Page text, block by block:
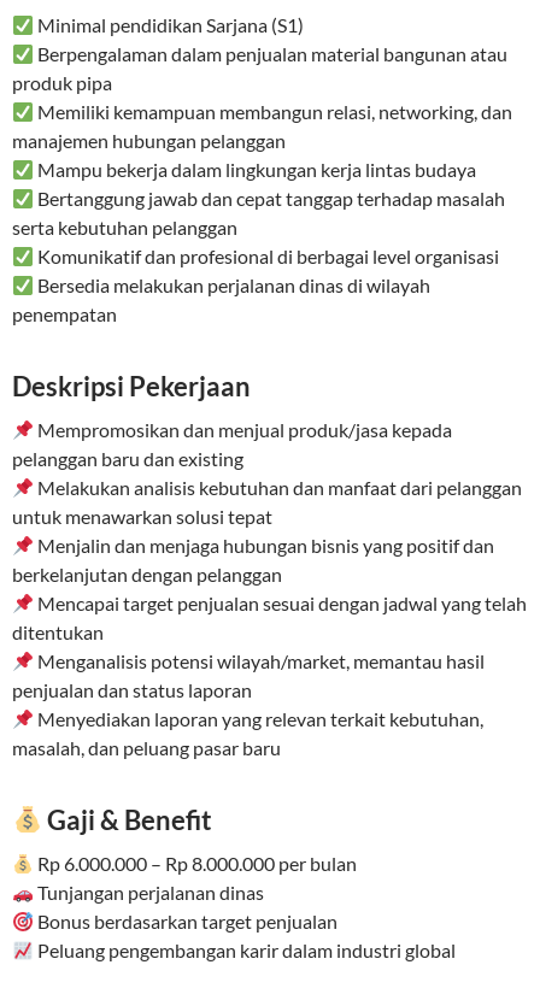
Minimal pendidikan Sarjana (S1)
Berpengalaman dalam penjualan material bangunan atau
produk pipa
Memiliki kemampuan membangun relasi, networking, dan
manajemen hubungan pelanggan
Mampu bekerja dalam lingkungan kerja lintas budaya
Bertanggung jawab dan cepat tanggap terhadap masalah
serta kebutuhan pelanggan
Komunikatif dan profesional di berbagai level organisasi
Bersedia melakukan perjalanan dinas di wilayah
penempatan
Deskripsi Pekerjaan
Mempromosikan dan menjual produk/jasa kepada
pelanggan baru dan existing
Melakukan analisis kebutuhan dan manfaat dari pelanggan
untuk menawarkan solusi tepat
Menjalin dan menjaga hubungan bisnis yang positif dan
berkelanjutan dengan pelanggan
Mencapai target penjualan sesuai dengan jadwal yang telah
ditentukan
Menganalisis potensi wilayah/market, memantau hasil
penjualan dan status laporan
Menyediakan laporan yang relevan terkait kebutuhan,
masalah, dan peluang pasar baru
Gaji & Benefit
Rp 6.000.000 – Rp 8.000.000 per bulan
Tunjangan perjalanan dinas
Bonus berdasarkan target penjualan
Peluang pengembangan karir dalam industri global